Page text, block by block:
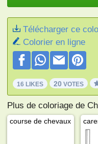
Télécharger ce
Colorier en ligne
16 LIKES 20 VOTES
Plus de coloriage de
course de chevaux